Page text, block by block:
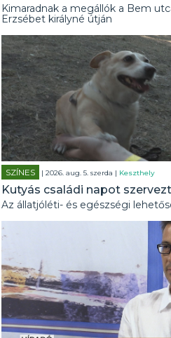
Kimaradnak a megállók a Bem
Erzsébet királyné útján
SZÍNES | 2026. aug. 5. szerda | Keszthely
Kutyás családi napot
Az állatjóléti- és egészségi